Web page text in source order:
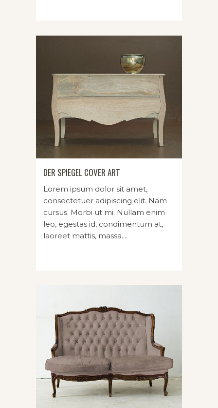
DER SPIEGEL COVER ART
Lorem ipsum dolor sit amet,
consectetuer adipiscing elit. Nam
cursus. Morbi ut mi. Nullam enim
leo, egestas id, condimentum at,
laoreet mattis, massa....